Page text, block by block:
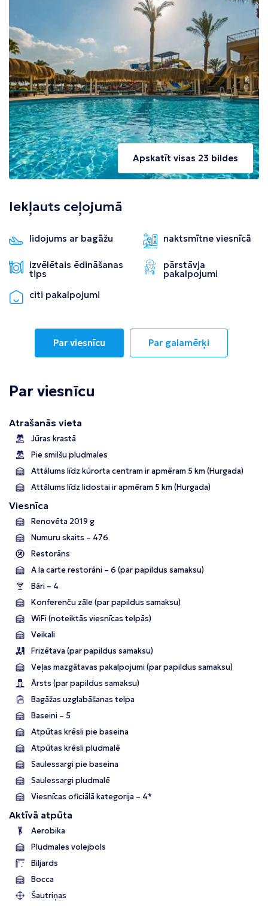
Apskatīt visas 23 bildes
Iekļauts ceļojumā
lidojums ar bagāžu naktsmītne viesnīcā
izvēlētais ēdināšanas
tips
pārstāvja
pakalpojumi
citi pakalpojumi
Par viesnīcu Par galamērķi
Par viesnīcu
Atrašanās vieta
Jūras krastā
Pie smilšu pludmales
Attālums līdz kūrorta centram ir apmēram 5 km (Hurgada)
Attālums līdz lidostai ir apmēram 5 km (Hurgada)
Viesnīca
Renovēta 2019 g
Numuru skaits – 476
Restorāns
A la carte restorāni – 6 (par papildus samaksu)
Bāri – 4
Konferenču zāle (par papildus samaksu)
WiFi (noteiktās viesnīcas telpās)
Veikali
Frizētava (par papildus samaksu)
Veļas mazgātavas pakalpojumi (par papildus samaksu)
Ārsts (par papildus samaksu)
Bagāžas uzglabāšanas telpa
Baseini – 5
Atpūtas krēsli pie baseina
Atpūtas krēsli pludmalē
Saulessargi pie baseina
Saulessargi pludmalē
Viesnīcas oficiālā kategorija – 4*
Aktīvā atpūta
Aerobika
Pludmales volejbols
Biljards
Bocca
Šautriņas